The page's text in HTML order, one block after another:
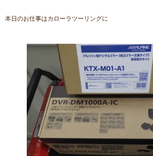
本日のお仕事はカローラツーリングに